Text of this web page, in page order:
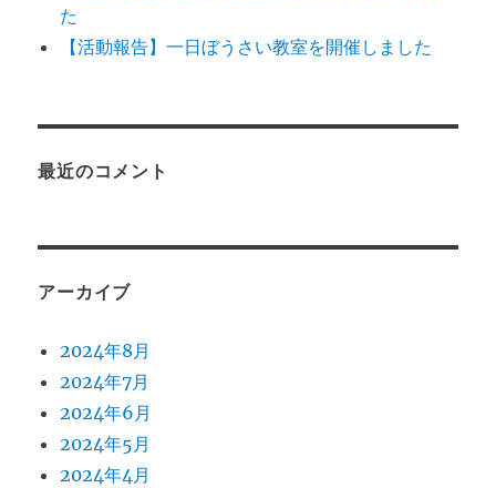
た
【活動報告】一日ぼうさい教室を開催しました
最近のコメント
アーカイブ
2024年8月
2024年7月
2024年6月
2024年5月
2024年4月